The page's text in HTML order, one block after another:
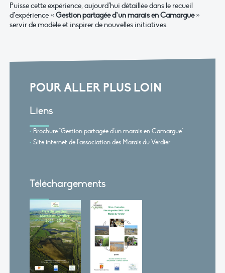
Puisse cette expérience, aujourd’hui détaillée dans le recueil
d’expérience « Gestion partagée d’un marais en Camargue»
servir de modèle et inspirer de nouvelles initiatives.
POUR ALLER PLUS LOIN
Liens
Brochure "Gestion partagée d'un marais en Camargue"
Site internet de l'association des Marais du Verdier
Téléchargements